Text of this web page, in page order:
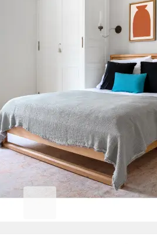
Erhöhen Sie Ihren
Geschäftsaufenthalt.